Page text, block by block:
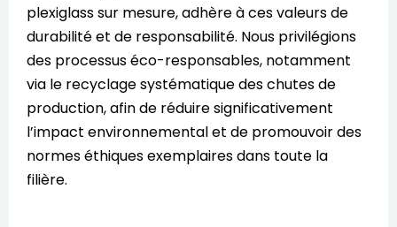
plexiglass sur mesure, adhère à ces valeurs de
durabilité et de responsabilité. Nous privilégions
des processus éco-responsables, notamment
via le recyclage systématique des chutes de
production, afin de réduire significativement
l’impact environnemental et de promouvoir des
normes éthiques exemplaires dans toute la
filière.